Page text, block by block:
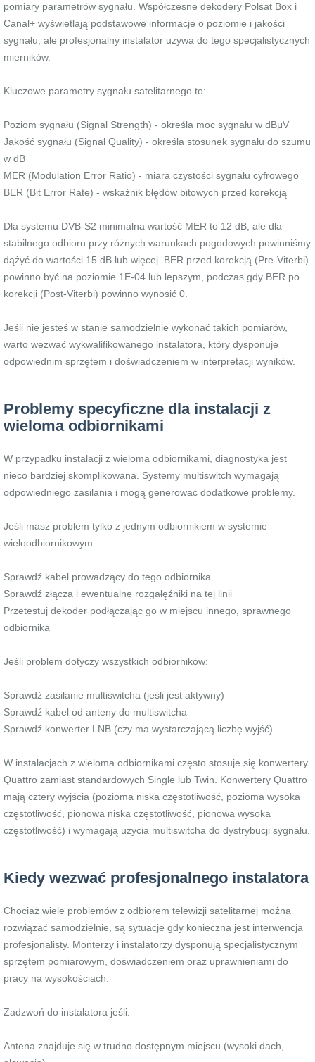
pomiary parametrów sygnału. Współczesne dekodery Polsat Box i
Canal+ wyświetlają podstawowe informacje o poziomie i jakości
sygnału, ale profesjonalny instalator używa do tego specjalistycznych
mierników.
Kluczowe parametry sygnału satelitarnego to:
Poziom sygnału (Signal Strength) - określa moc sygnału w dBμV
Jakość sygnału (Signal Quality) - określa stosunek sygnału do szumu
w dB
MER (Modulation Error Ratio) - miara czystości sygnału cyfrowego
BER (Bit Error Rate) - wskaźnik błędów bitowych przed korekcją
Dla systemu DVB-S2 minimalna wartość MER to 12 dB, ale dla
stabilnego odbioru przy różnych warunkach pogodowych powinniśmy
dążyć do wartości 15 dB lub więcej. BER przed korekcją (Pre-Viterbi)
powinno być na poziomie 1E-04 lub lepszym, podczas gdy BER po
korekcji (Post-Viterbi) powinno wynosić 0.
Jeśli nie jesteś w stanie samodzielnie wykonać takich pomiarów,
warto wezwać wykwalifikowanego instalatora, który dysponuje
odpowiednim sprzętem i doświadczeniem w interpretacji wyników.
Problemy specyficzne dla instalacji z
wieloma odbiornikami
W przypadku instalacji z wieloma odbiornikami, diagnostyka jest
nieco bardziej skomplikowana. Systemy multiswitch wymagają
odpowiedniego zasilania i mogą generować dodatkowe problemy.
Jeśli masz problem tylko z jednym odbiornikiem w systemie
wieloodbiornikowym:
Sprawdź kabel prowadzący do tego odbiornika
Sprawdź złącza i ewentualne rozgałęźniki na tej linii
Przetestuj dekoder podłączając go w miejscu innego, sprawnego
odbiornika
Jeśli problem dotyczy wszystkich odbiorników:
Sprawdź zasilanie multiswitcha (jeśli jest aktywny)
Sprawdź kabel od anteny do multiswitcha
Sprawdź konwerter LNB (czy ma wystarczającą liczbę wyjść)
W instalacjach z wieloma odbiornikami często stosuje się konwertery
Quattro zamiast standardowych Single lub Twin. Konwertery Quattro
mają cztery wyjścia (pozioma niska częstotliwość, pozioma wysoka
częstotliwość, pionowa niska częstotliwość, pionowa wysoka
częstotliwość) i wymagają użycia multiswitcha do dystrybucji sygnału.
Kiedy wezwać profesjonalnego instalatora
Chociaż wiele problemów z odbiorem telewizji satelitarnej można
rozwiązać samodzielnie, są sytuacje gdy konieczna jest interwencja
profesjonalisty. Monterzy i instalatorzy dysponują specjalistycznym
sprzętem pomiarowym, doświadczeniem oraz uprawnieniami do
pracy na wysokościach.
Zadzwoń do instalatora jeśli:
Antena znajduje się w trudno dostępnym miejscu (wysoki dach,